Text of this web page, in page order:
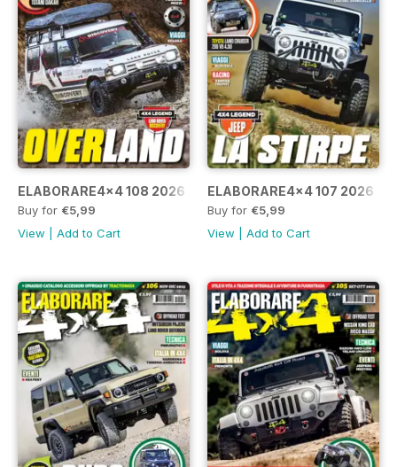
ELABORARE4x4 108 2026
Buy for €5,99
View
Add to Cart
ELABORARE4x4 107 2026
Buy for €5,99
View
Add to Cart